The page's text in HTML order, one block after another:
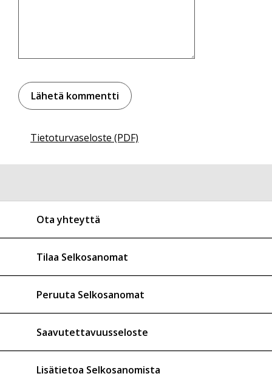
Tietoturvaseloste (PDF)
Ota yhteyttä
Tilaa Selkosanomat
Peruuta Selkosanomat
Saavutettavuusseloste
Lisätietoa Selkosanomista